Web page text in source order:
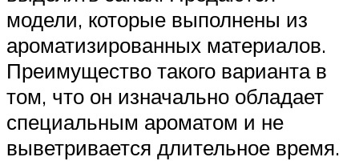
модели, которые выполнены из
ароматизированных материалов.
Преимущество такого варианта в
том, что он изначально обладает
специальным ароматом и не
выветривается длительное время.